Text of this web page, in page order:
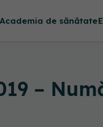
Academia de sănătate
–